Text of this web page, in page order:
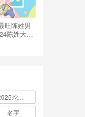
旺陈姓男
陈姓大气
名字